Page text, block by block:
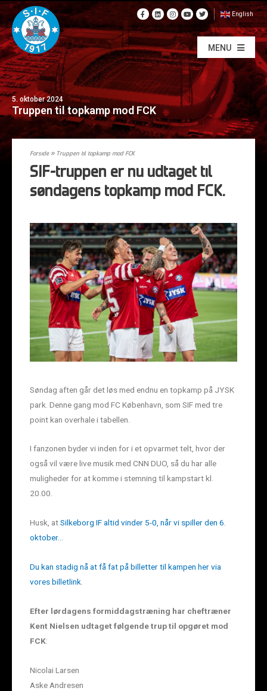
English
MENU
5. oktober 2024
Truppen til topkamp mod FCK
Forside» Truppen til topkamp mod FCK
SIF-truppen er nu udtaget til
søndagens topkamp mod FCK.
Søndag aften går det løs med endnu en topkamp på JYSK
park. Denne gang mod FC København, som SIF med tre
point kan overhale i tabellen.
I fanzonen byder vi inden for i et opvarmet telt, hvor der
også vil være live musik med CNN DUO, så du har alle
muligheder for at komme i stemning til kampstart kl.
20.00.
Husk, atSilkeborg IF altid vinder 5-0, når vi spiller den 6.
oktober…
Du kan stadig nå at få fat på billetter til kampen her via
vores billetlink.
Efter lørdagens formiddagstræning har cheftræner
Kent Nielsen udtaget følgende trup til opgøret mod
FCK:
Nicolai Larsen
Aske Andresen